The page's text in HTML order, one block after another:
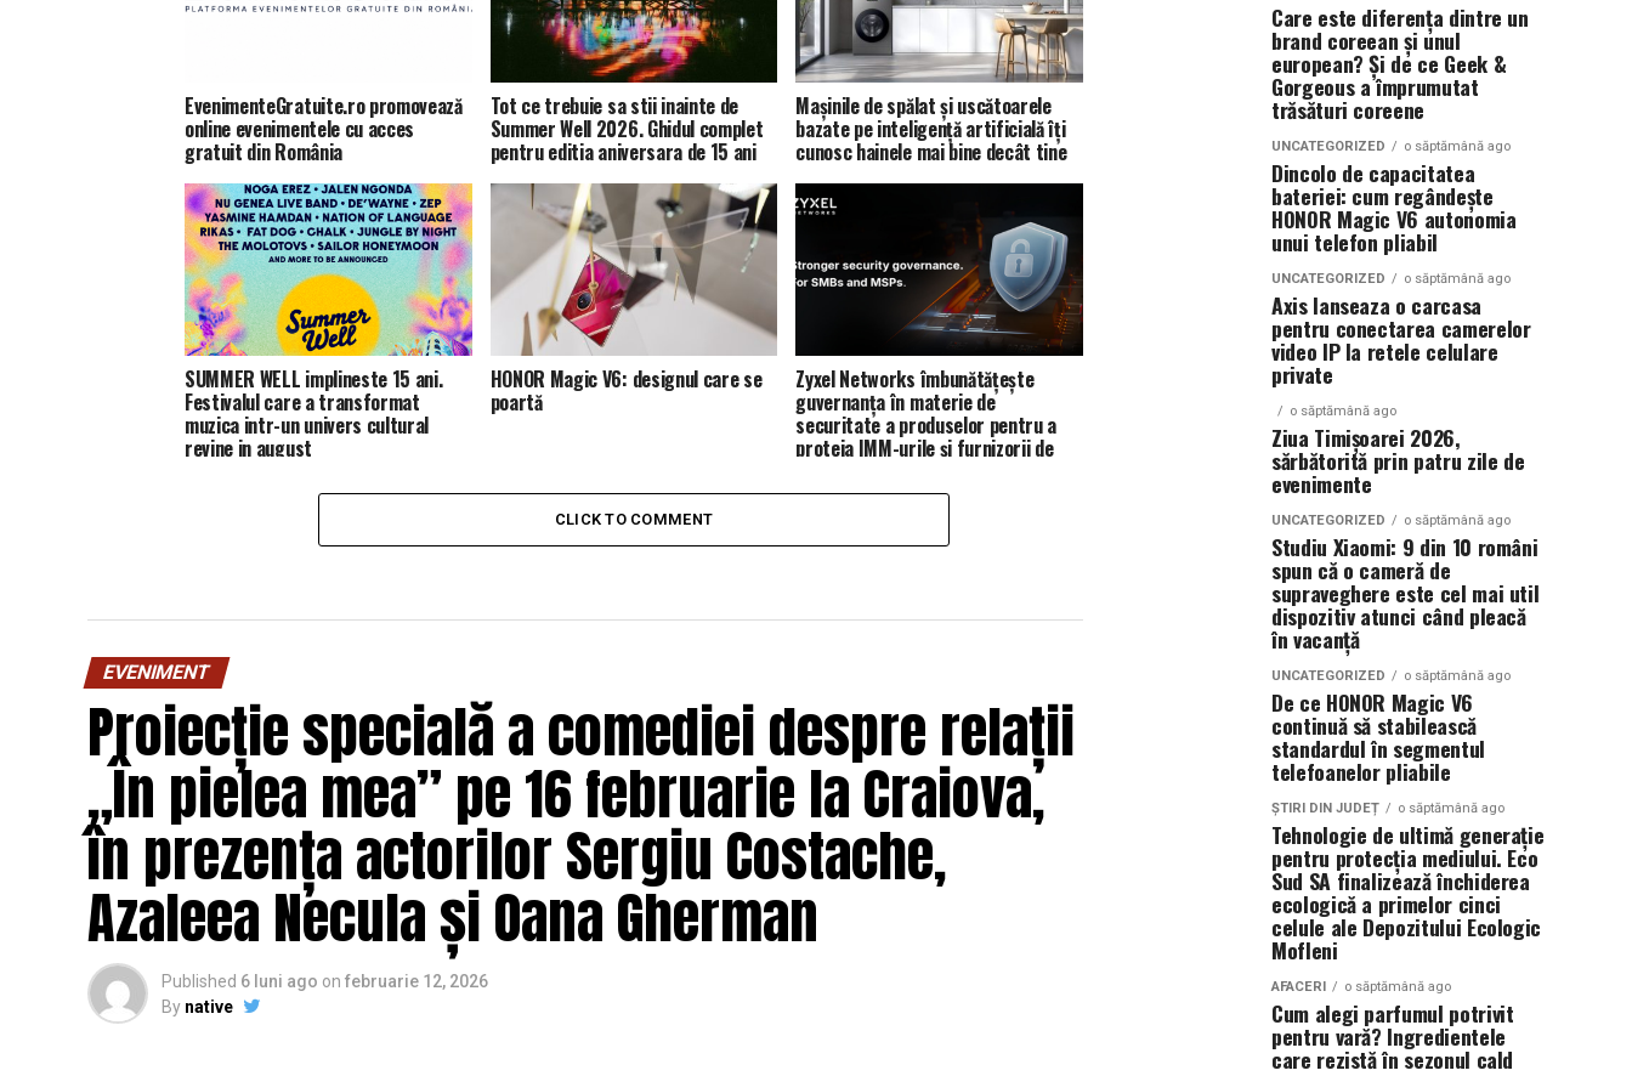
EvenimenteGratuite.ro promovează
online evenimentele cu acces
gratuit din România
Tot ce trebuie sa stii inainte de
Summer Well 2026. Ghidul complet
pentru editia aniversara de 15 ani
Mașinile de spălat și uscătoarele
bazate pe inteligență artificială îți
cunosc hainele mai bine decât tine
SUMMER WELL implineste 15 ani.
Festivalul care a transformat
muzica intr-un univers cultural
revine in august
HONOR Magic V6: designul care se
poartă
Zyxel Networks îmbunătățește
guvernanța în materie de
securitate a produselor pentru a
proteja IMM-urile și furnizorii de
CLICK TO COMMENT
EVENIMENT
Proiecție specială a comediei despre relații
„În pielea mea” pe 16 februarie la Craiova,
în prezența actorilor Sergiu Costache,
Azaleea Necula și Oana Gherman
Published 6 luni ago on februarie 12, 2026
By native
Care este diferența dintre un
brand coreean și unul
european? Și de ce Geek &
Gorgeous a împrumutat
trăsături coreene
UNCATEGORIZED o săptămână ago
Dincolo de capacitatea
bateriei: cum regândește
HONOR Magic V6 autonomia
unui telefon pliabil
UNCATEGORIZED o săptămână ago
Axis lanseaza o carcasa
pentru conectarea camerelor
video IP la retele celulare
private
o săptămână ago
Ziua Timișoarei 2026,
sărbătorită prin patru zile de
evenimente
UNCATEGORIZED o săptămână ago
Studiu Xiaomi: 9 din 10 români
spun că o cameră de
supraveghere este cel mai util
dispozitiv atunci când pleacă
în vacanță
UNCATEGORIZED o săptămână ago
De ce HONOR Magic V6
continuă să stabilească
standardul în segmentul
telefoanelor pliabile
ȘTIRI DIN JUDEȚ o săptămână ago
Tehnologie de ultimă generație
pentru protecția mediului. Eco
Sud SA finalizează închiderea
ecologică a primelor cinci
celule ale Depozitului Ecologic
Mofleni
AFACERI o săptămână ago
Cum alegi parfumul potrivit
pentru vară? Ingredientele
care rezistă în sezonul cald